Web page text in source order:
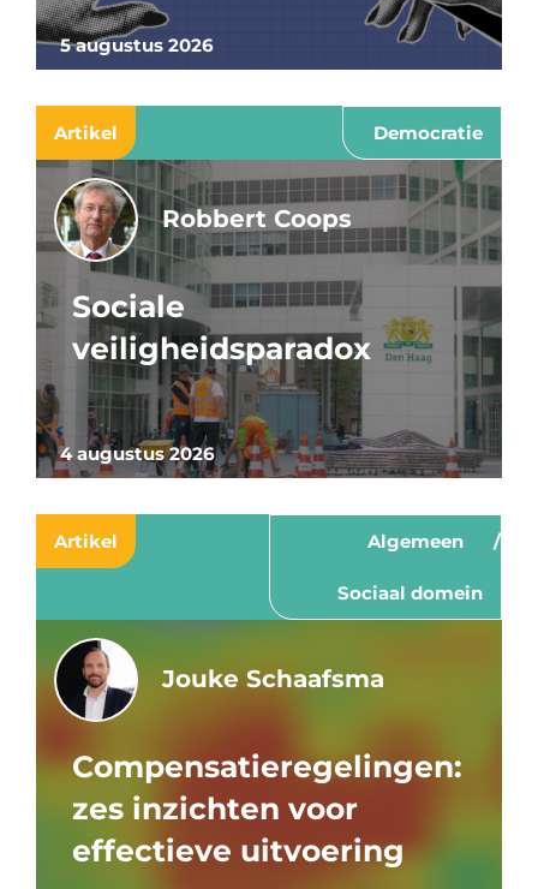
5 augustus 2026
Artikel Democratie
4 augustus 2026
Robbert Coops
Sociale
veiligheidsparadox
Artikel Algemeen
Sociaal domein
Jouke Schaafsma
Compensatieregelingen:
zes inzichten voor
effectieve uitvoering